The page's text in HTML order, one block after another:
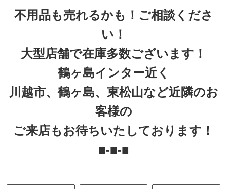
不用品も売れるかも！ご相談くださ
い！
大型店舗で在庫多数ございます！
鶴ヶ島インター近く
川越市、鶴ヶ島、東松山など近隣のお
客様の
ご来店もお待ちいたしております！
■-■-■